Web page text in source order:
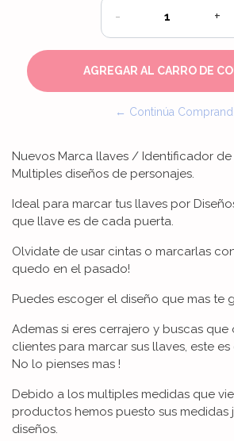
- +
← Continúa
Nuevos Marca llaves / Identificador de
Multiples diseños de personajes.
Ideal para marcar tus llaves por
que llave es de cada puerta.
Olvidate de usar cintas o marcarlas
quedo en el pasado!
Puedes escoger el diseño que mas te
Ademas si eres cerrajero y buscas
clientes para marcar sus llaves, este
No lo pienses mas !
Debido a los multiples medidas que
productos hemos puesto sus
diseños.